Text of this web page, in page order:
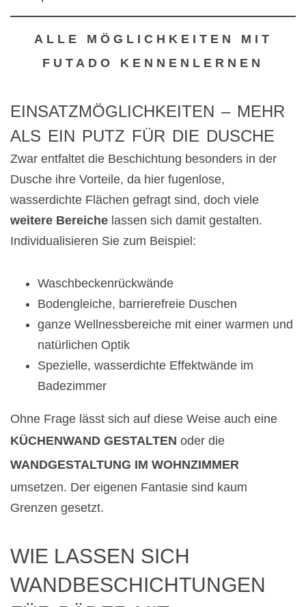
ALLE MÖGLICHKEITEN MIT
FUTADO KENNENLERNEN
EINSATZMÖGLICHKEITEN – MEHR
ALS EIN PUTZ FÜR DIE DUSCHE
Zwar entfaltet die Beschichtung besonders in der
Dusche ihre Vorteile, da hier fugenlose,
wasserdichte Flächen gefragt sind, doch viele
weitere Bereiche lassen sich damit gestalten.
Individualisieren Sie zum Beispiel:
Waschbeckenrückwände
Bodengleiche, barrierefreie Duschen
ganze Wellnessbereiche mit einer warmen und
natürlichen Optik
Spezielle, wasserdichte Effektwände im
Badezimmer
Ohne Frage lässt sich auf diese Weise auch eine
KÜCHENWAND GESTALTEN oder die
WANDGESTALTUNG IM WOHNZIMMER
umsetzen. Der eigenen Fantasie sind kaum
Grenzen gesetzt.
WIE LASSEN SICH
WANDBESCHICHTUNGEN